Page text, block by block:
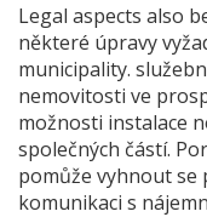
Legal aspects also
některé úpravy
municipality.
nemovitosti ve
možnosti instalace
společných částí.
pomůže vyhnout se
komunikaci s